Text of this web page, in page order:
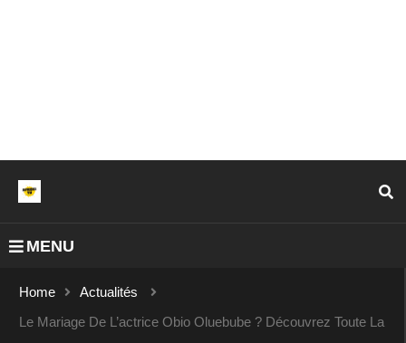
MENU
Home
Actualités
Le Mariage De L’actrice Obio Oluebube ? Découvrez Toute La